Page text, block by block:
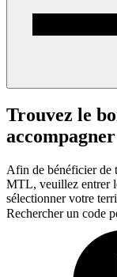
Trouvez le
accompagner
Afin de bénéficier de
MTL, veuillez entrer
sélectionner votre
Rechercher un code